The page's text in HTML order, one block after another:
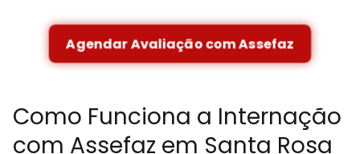
Agendar Avaliação com Assefaz
Como Funciona a Internação
com Assefaz em Santa Rosa